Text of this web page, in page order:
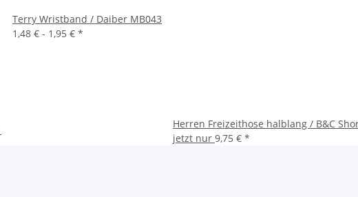
Terry Wristband / Daiber MB043
1,48 € - 1,95 € *
Herren Freizeithose halblang / B&C
jetzt nur 9,75 € *